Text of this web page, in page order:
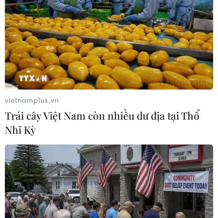
Công suất lọc dầu thu hẹp,
giá xăng Mỹ đối mặt áp lực
tăng
09/08/2026 09:43
Xuất khẩu dệt may 7 tháng
đạt trên 27 tỷ USD, duy trì
đà tăng trưởng
Hải Phòng điều chỉnh kịch
bản tăng trưởng, quyết tâm
đạt GRDP 13%
Trung Quốc công bố kế
hoạch phát triển ngành
hàng không dân dụng
vietnamplus.vn
Trái cây Việt Nam còn nhiều dư địa tại Thổ
Nhĩ Kỳ